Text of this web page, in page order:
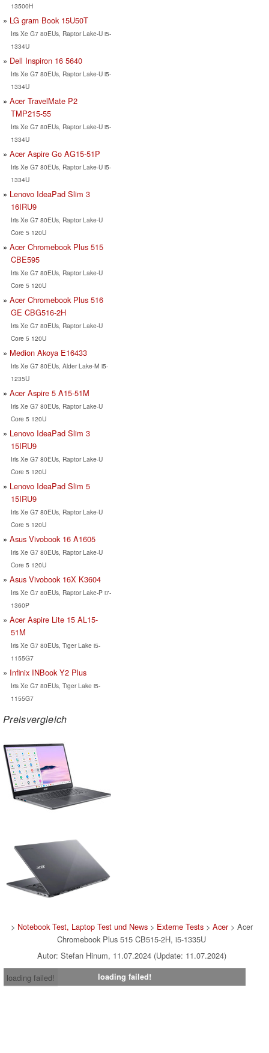
13500H
LG gram Book 15U50T
Iris Xe G7 80EUs, Raptor Lake-U i5-
1334U
Dell Inspiron 16 5640
Iris Xe G7 80EUs, Raptor Lake-U i5-
1334U
Acer TravelMate P2
TMP215-55
Iris Xe G7 80EUs, Raptor Lake-U i5-
1334U
Acer Aspire Go AG15-51P
Iris Xe G7 80EUs, Raptor Lake-U i5-
1334U
Lenovo IdeaPad Slim 3
16IRU9
Iris Xe G7 80EUs, Raptor Lake-U
Core 5 120U
Acer Chromebook Plus 515
CBE595
Iris Xe G7 80EUs, Raptor Lake-U
Core 5 120U
Acer Chromebook Plus 516
GE CBG516-2H
Iris Xe G7 80EUs, Raptor Lake-U
Core 5 120U
Medion Akoya E16433
Iris Xe G7 80EUs, Alder Lake-M i5-
1235U
Acer Aspire 5 A15-51M
Iris Xe G7 80EUs, Raptor Lake-U
Core 5 120U
Lenovo IdeaPad Slim 3
15IRU9
Iris Xe G7 80EUs, Raptor Lake-U
Core 5 120U
Lenovo IdeaPad Slim 5
15IRU9
Iris Xe G7 80EUs, Raptor Lake-U
Core 5 120U
Asus Vivobook 16 A1605
Iris Xe G7 80EUs, Raptor Lake-U
Core 5 120U
Asus Vivobook 16X K3604
Iris Xe G7 80EUs, Raptor Lake-P i7-
1360P
Acer Aspire Lite 15 AL15-
51M
Iris Xe G7 80EUs, Tiger Lake i5-
1155G7
Infinix INBook Y2 Plus
Iris Xe G7 80EUs, Tiger Lake i5-
1155G7
Preisvergleich
> Notebook Test, Laptop Test und News> Externe Tests> Acer> Acer
Chromebook Plus 515 CB515-2H, i5-1335U
Autor: Stefan Hinum, 11.07.2024 (Update: 11.07.2024)
loading failed!
loading failed!